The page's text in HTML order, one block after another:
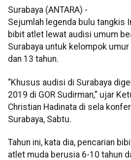
Surabaya (ANTARA) -
Sejumlah legenda bulu tangkis
bibit atlet lewat audisi umum
Surabaya untuk kelompok umur
dan 13 tahun.
“Khusus audisi di Surabaya
2019 di GOR Sudirman,” ujar
Christian Hadinata di sela
Surabaya, Sabtu.
Tahun ini, kata dia, pencarian
atlet muda berusia 6-10 tahun